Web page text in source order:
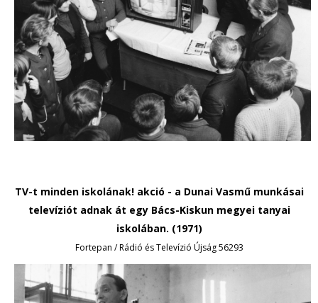
TV-t minden iskolának! akció - a Dunai Vasmű munkásai
televíziót adnak át egy Bács-Kiskun megyei tanyai
iskolában. (1971)
Fortepan / Rádió és Televízió Újság 56293